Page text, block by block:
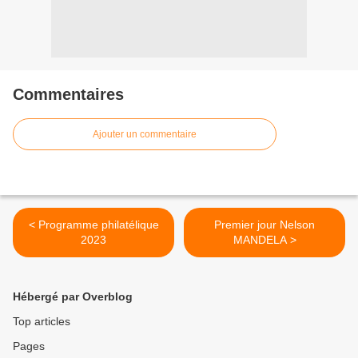
Commentaires
Ajouter un commentaire
< Programme philatélique
2023
Premier jour Nelson
MANDELA >
Hébergé par Overblog
Top articles
Pages